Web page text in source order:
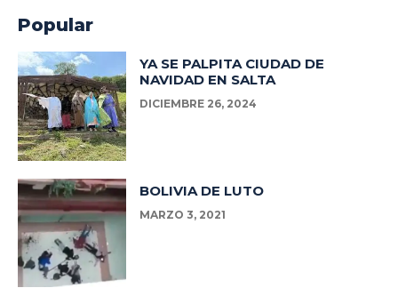
Popular
YA SE PALPITA CIUDAD DE
NAVIDAD EN SALTA
DICIEMBRE 26, 2024
BOLIVIA DE LUTO
MARZO 3, 2021